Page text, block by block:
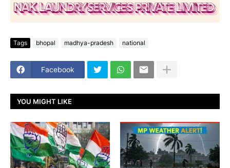
Tags bhopal madhya-pradesh national
Facebook
YOU MIGHT LIKE